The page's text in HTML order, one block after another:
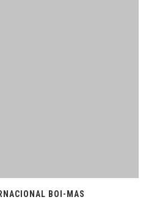
BOI-MAS